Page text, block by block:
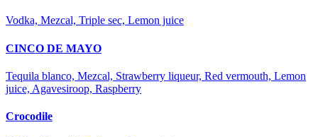
Vodka, Mezcal, Triple sec, Lemon juice
CINCO DE MAYO
Tequila blanco, Mezcal, Strawberry liqueur, Red vermouth, Lemon
juice, Agavesiroop, Raspberry
Crocodile